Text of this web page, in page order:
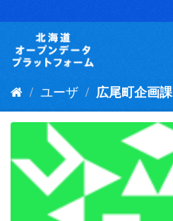
キ
ユーザ 広尾町企画課